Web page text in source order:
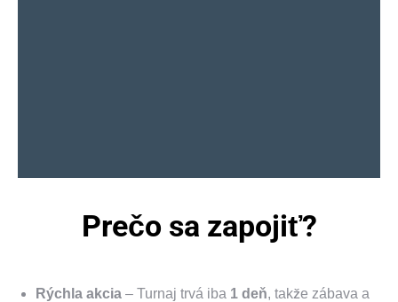
Prečo sa zapojiť?
Rýchla akcia – Turnaj trvá iba 1 deň, takže zábava a